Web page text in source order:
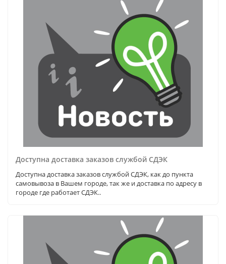
Доступна доставка заказов службой СДЭК
Доступна доставка заказов службой СДЭК, как до пункта
самовывоза в Вашем городе, так же и доставка по адресу в
городе где работает СДЭК..